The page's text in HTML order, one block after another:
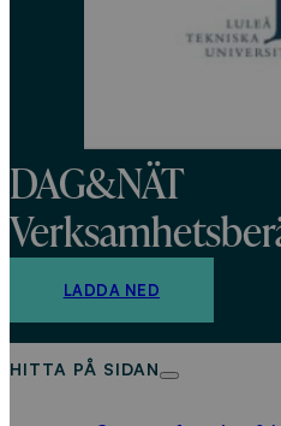
DAG&NÄT
LADDA NED
HITTA PÅ SIDAN